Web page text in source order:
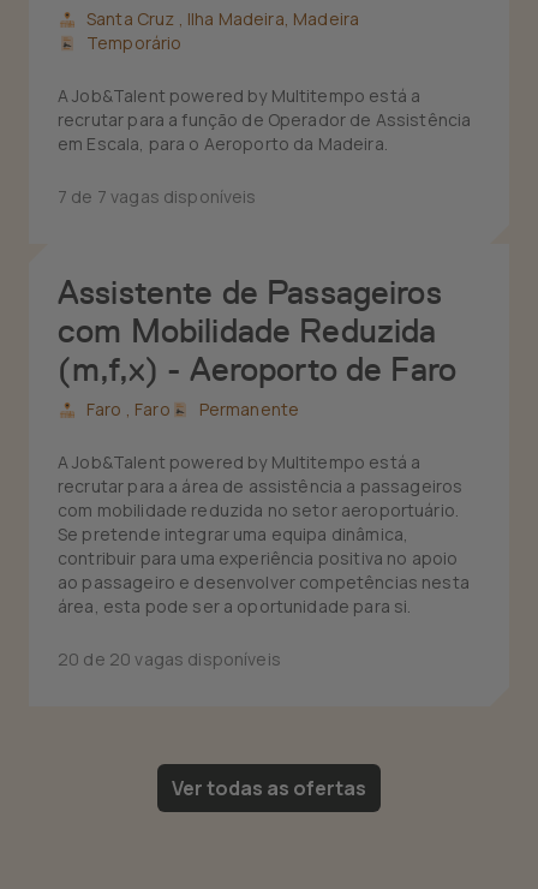
Santa Cruz , Ilha Madeira, Madeira
Temporário
A Job&Talent powered by Multitempo está a
recrutar para a função de Operador de Assistência
em Escala, para o Aeroporto da Madeira.
7 de 7 vagas disponíveis
Assistente de Passageiros
com Mobilidade Reduzida
(m,f,x) - Aeroporto de Faro
Faro , Faro Permanente
A Job&Talent powered by Multitempo está a
recrutar para a área de assistência a passageiros
com mobilidade reduzida no setor aeroportuário.
Se pretende integrar uma equipa dinâmica,
contribuir para uma experiência positiva no apoio
ao passageiro e desenvolver competências nesta
área, esta pode ser a oportunidade para si.
20 de 20 vagas disponíveis
Ver todas as ofertas